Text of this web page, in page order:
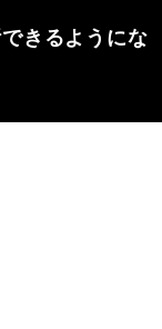
きるようにな